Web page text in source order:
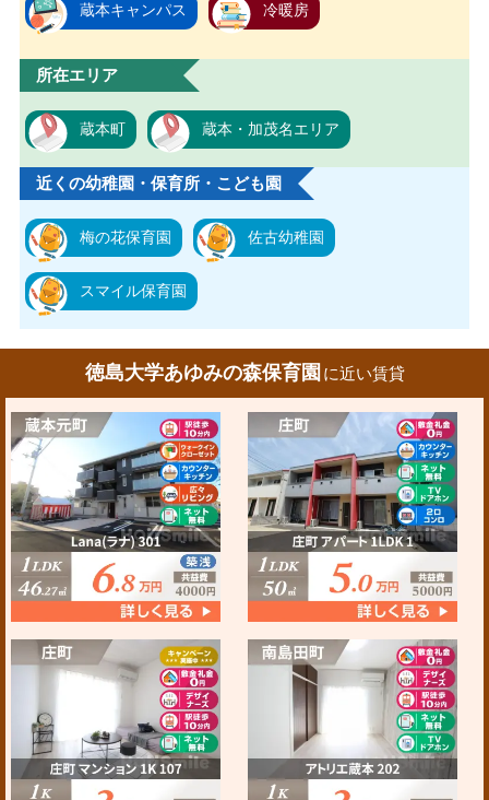
蔵本キャンパス 冷暖房
所在エリア
蔵本町 蔵本・加茂名エリア
近くの幼稚園・保育所・こども園
梅の花保育園 佐古幼稚園
スマイル保育園
徳島大学あゆみの森保育園 に近い賃貸